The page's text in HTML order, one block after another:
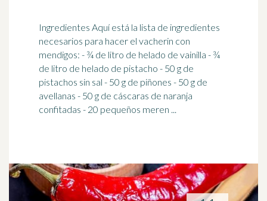
Ingredientes Aquí está la lista de ingredientes
necesarios para hacer el vacherin con
mendigos: - ¾ de litro de helado de vainilla - ¾
de litro de helado de pistacho - 50 g de
pistachos sin sal - 50 g de piñones - 50 g de
avellanas - 50 g de cáscaras de naranja
confitadas - 20 pequeños meren ...